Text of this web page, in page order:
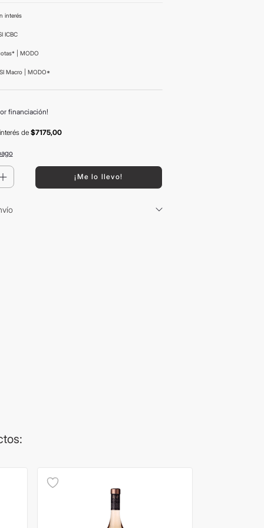
interés
ICBC
| MODO
Macro | MODO*
financiación!
de $7175,00
¡Me lo llevo!